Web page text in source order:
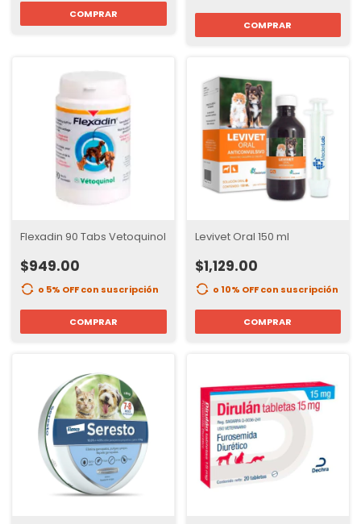
COMPRAR
COMPRAR
Flexadin 90 Tabs Vetoquinol
$949.00
o 5% OFFcon suscripción
COMPRAR
Levivet Oral 150 ml
$1,129.00
o 10% OFFcon suscripción
COMPRAR